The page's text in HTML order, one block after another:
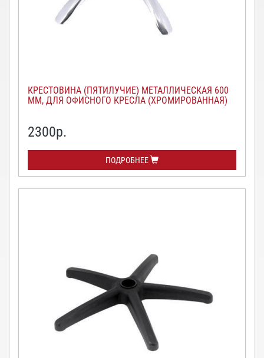
КРЕСТОВИНА (ПЯТИЛУЧИЕ) МЕТАЛЛИЧЕСКАЯ 600
ММ, ДЛЯ ОФИСНОГО КРЕСЛА (ХРОМИРОВАННАЯ)
2300р.
ПОДРОБНЕЕ